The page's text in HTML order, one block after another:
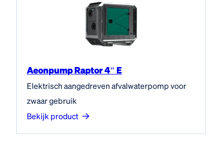
Aeonpump Raptor 4″ E
Elektrisch aangedreven afvalwaterpomp voor
zwaar gebruik
Bekijk product